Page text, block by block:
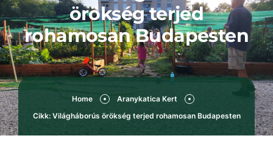
örökség terjed
rohamosan Budapesten
Home
Aranykatica Kert
Cikk: Világháborús örökség terjed rohamosan Budapesten